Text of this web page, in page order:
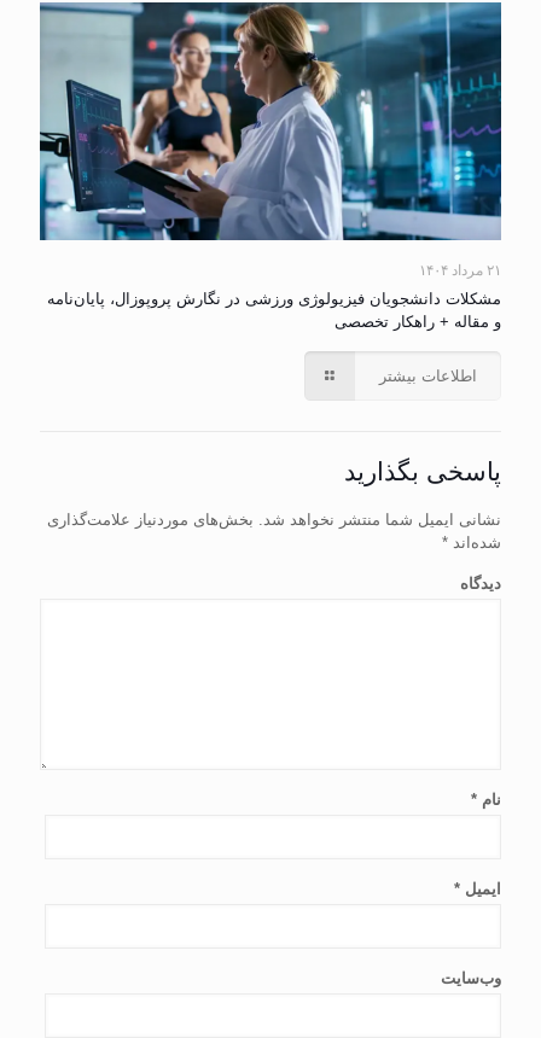
۲۱ مرداد ۱۴۰۴
مشکلات دانشجویان فیزیولوژی ورزشی در نگارش پروپوزال، پایان‌نامه
و مقاله + راهکار تخصصی
اطلاعات بیشتر
پاسخی بگذارید
نشانی ایمیل شما منتشر نخواهد شد. بخش‌های موردنیاز علامت‌گذاری
شده‌اند *
دیدگاه
نام *
ایمیل *
وب‌سایت